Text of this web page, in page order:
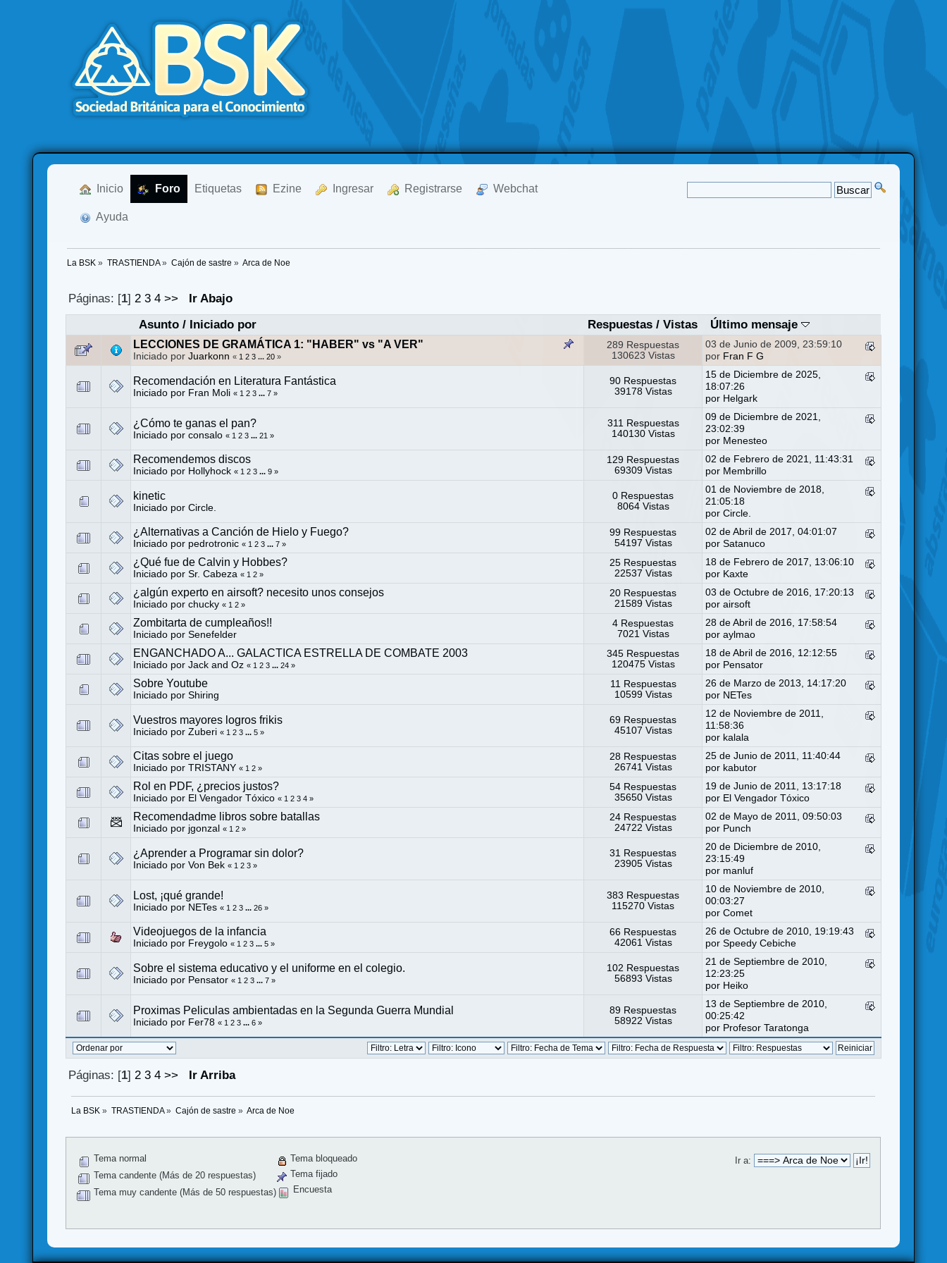
Inicio Foro Etiquetas Ezine Ingresar Registrarse Webchat
Ayuda
La BSK » TRASTIENDA» Cajón de sastre » Arca de Noe
Páginas: [1] 2 3 4 >>
Ir Abajo
Asunto/ Iniciado por Respuestas /Vistas Último mensaje
LECCIONES DE GRAMÁTICA 1: "HABER" vs "A VER"
Iniciado porJuarkonn « 1 2 3 ...20 »
289 Respuestas
130623 Vistas
03 de Junio de 2009, 23:59:10
por Fran F G
Recomendación en Literatura Fantástica
Iniciado por Fran Moli « 1 2 3 ...7 »
90 Respuestas
39178 Vistas
15 de Diciembre de 2025,
18:07:26
por Helgark
¿Cómo te ganas el pan?
Iniciado por consalo« 1 2 3 ...21 »
311 Respuestas
140130 Vistas
09 de Diciembre de 2021,
23:02:39
por Menesteo
Recomendemos discos
Iniciado por Hollyhock « 1 2 3 ...9 »
129 Respuestas
69309 Vistas
02 de Febrero de 2021, 11:43:31
por Membrillo
kinetic
Iniciado porCircle.
0 Respuestas
8064 Vistas
01 de Noviembre de 2018,
21:05:18
porCircle.
¿Alternativas a Canción de Hielo y Fuego?
Iniciado por pedrotronic « 1 2 3 ...7 »
99 Respuestas
54197 Vistas
02 de Abril de 2017, 04:01:07
porSatanuco
¿Qué fue de Calvin y Hobbes?
Iniciado porSr. Cabeza « 1 2 »
25 Respuestas
22537 Vistas
18 de Febrero de 2017, 13:06:10
por Kaxte
¿algún experto en airsoft? necesito unos consejos
Iniciado porchucky « 1 2 »
20 Respuestas
21589 Vistas
03 de Octubre de 2016, 17:20:13
porairsoft
Zombitarta de cumpleaños!!
Iniciado porSenefelder
4 Respuestas
7021 Vistas
28 de Abril de 2016, 17:58:54
poraylmao
ENGANCHADO A... GALACTICA ESTRELLA DE COMBATE 2003
Iniciado porJack and Oz « 1 2 3 ...24 »
345 Respuestas
120475 Vistas
18 de Abril de 2016, 12:12:55
por Pensator
Sobre Youtube
Iniciado porShiring
11 Respuestas
10599 Vistas
26 de Marzo de 2013, 14:17:20
por NETes
Vuestros mayores logros frikis
Iniciado por Zuberi« 1 2 3 ...5 »
69 Respuestas
45107 Vistas
12 de Noviembre de 2011,
11:58:36
por kalala
Citas sobre el juego
Iniciado porTRISTANY « 1 2 »
28 Respuestas
26741 Vistas
25 de Junio de 2011, 11:40:44
por kabutor
Rol en PDF, ¿precios justos?
Iniciado por El Vengador Tóxico « 1 2 3 4 »
54 Respuestas
35650 Vistas
19 de Junio de 2011, 13:17:18
por El Vengador Tóxico
Recomendadme libros sobre batallas
Iniciado por jgonzal « 1 2 »
24 Respuestas
24722 Vistas
02 de Mayo de 2011, 09:50:03
por Punch
¿Aprender a Programar sin dolor?
Iniciado porVon Bek « 1 2 3 »
31 Respuestas
23905 Vistas
20 de Diciembre de 2010,
23:15:49
por manluf
Lost, ¡qué grande!
Iniciado por NETes « 1 2 3 ...26 »
383 Respuestas
115270 Vistas
10 de Noviembre de 2010,
00:03:27
porComet
Videojuegos de la infancia
Iniciado por Freygolo« 1 2 3 ...5 »
66 Respuestas
42061 Vistas
26 de Octubre de 2010, 19:19:43
porSpeedy Cebiche
Sobre el sistema educativo y el uniforme en el colegio.
Iniciado por Pensator « 1 2 3 ...7 »
102 Respuestas
56893 Vistas
21 de Septiembre de 2010,
12:23:25
por Heiko
Proximas Peliculas ambientadas en la Segunda Guerra Mundial
Iniciado por Fer78 « 1 2 3 ...6 »
89 Respuestas
58922 Vistas
13 de Septiembre de 2010,
00:25:42
por Profesor Taratonga
Páginas: [1] 2 3 4 >> Ir Arriba
La BSK » TRASTIENDA» Cajón de sastre » Arca de Noe
Ir a:
Tema normal
Tema candente (Más de 20 respuestas)
Tema muy candente (Más de 50 respuestas)
Tema bloqueado
Tema fijado
Encuesta